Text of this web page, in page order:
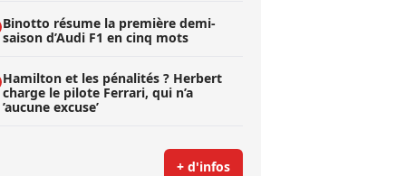
Binotto résume la première demi-
saison d’Audi F1 en cinq mots
Hamilton et les pénalités ? Herbert
charge le pilote Ferrari, qui n’a
’aucune excuse’
+ d'infos